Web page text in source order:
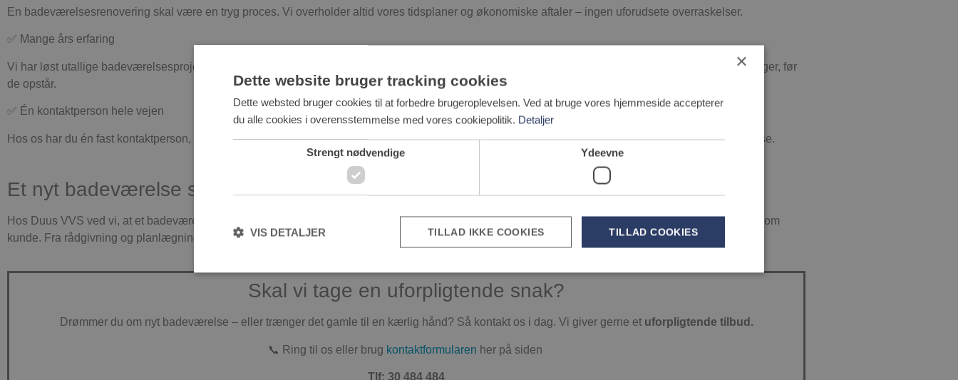
En badeværelsesrenovering skal være en tryg proces. Vi overholder altid vores tidsplaner og økonomiske aftaler – ingen uforudsete overraskelser.
✅ Mange års erfaring
Vi har løst utallige badeværelsesprojekter – fra små moderniseringer til komplette nybyg. Det giver os et solidt grundlag for at forudse og løse udfordringer, før
de opstår.
✅ Én kontaktperson hele vejen
Hos os har du én fast kontaktperson, som koordinerer hele projektet og sikrer, at alt forløber planmæssigt – fra første samtale til det færdige badeværelse.
Et nyt badeværelse skal være en god oplevelse
Hos Duus VVS ved vi, at et badeværelsesprojekt kan virke uoverskueligt. Derfor gør vi os umage for at skabeen tryg og gnidningsfri procesfor dig som
kunde. Fra rådgivning og planlægning til nedrivning, installation og finish – vi styrer processen sikkert i mål.
Skal vi tage en uforpligtende snak?
Drømmer du om nyt badeværelse – eller trænger det gamle til en kærlig hånd? Så kontakt os i dag. Vi giver gerne et uforpligtende tilbud.
📞 Ring til os eller brug kontaktformularen her på siden
Tlf: 30 484 484
×
Dette website bruger tracking cookies
Dette websted bruger cookies til at forbedre brugeroplevelsen. Ved at bruge vores hjemmeside accepterer
du alle cookies i overensstemmelse med vores cookiepolitik. Detaljer
Strengt nødvendige Ydeevne
TILLAD COOKIES
TILLAD IKKE COOKIES
VIS DETALJER
Strengt nødvendige
Strengt nødvendige cookies tillader kernewebsfunktionalitet såsom bruger login og kontostyring. Hjemmesiden kan ikke bruges korrekt
Domæne